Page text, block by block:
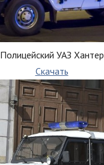
Полицейский УАЗ Хантер
Скачать